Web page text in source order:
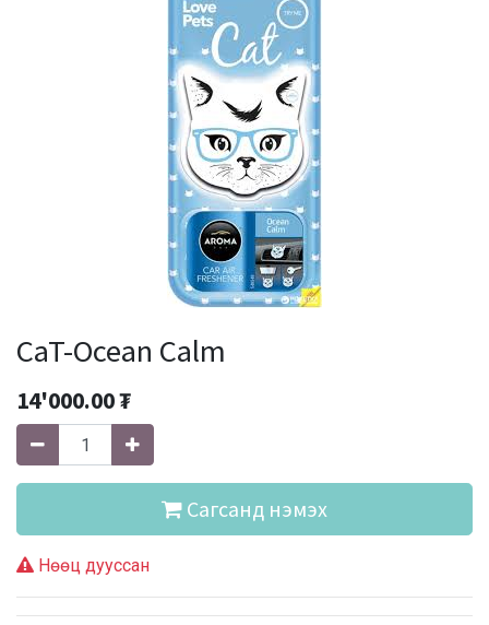
CaT-Ocean Calm
14'000.00₮
Сагсанд нэмэх
Нөөц дууссан